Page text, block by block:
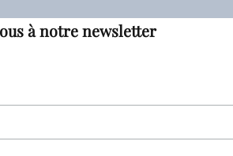
à notre newsletter